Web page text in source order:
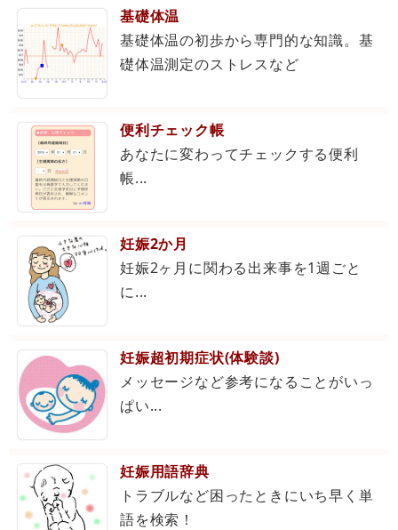
基礎体温
基礎体温の初歩から専門的な知識。基
礎体温測定のストレスなど
便利チェック帳
あなたに変わってチェックする便利
帳...
妊娠2か月
妊娠2ヶ月に関わる出来事を1週ごと
に...
妊娠超初期症状(体験談)
メッセージなど参考になることがいっ
ぱい...
妊娠用語辞典
トラブルなど困ったときにいち早く単
語を検索！